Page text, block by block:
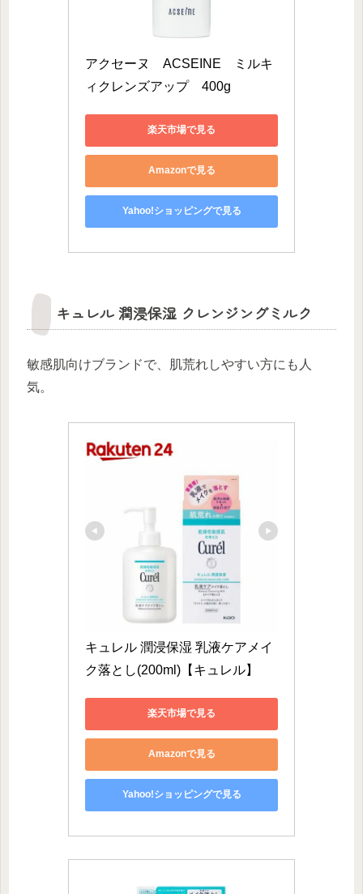
アクセーヌ　ACSEINE　ミルキ
ィクレンズアップ　400g
楽天市場で見る
Amazonで見る
Yahoo!ショッピングで見る
キュレル 潤浸保湿 クレンジングミルク
敏感肌向けブランドで、肌荒れしやすい方にも人
気。
キュレル 潤浸保湿 乳液ケアメイ
ク落とし(200ml)【キュレル】
楽天市場で見る
Amazonで見る
Yahoo!ショッピングで見る